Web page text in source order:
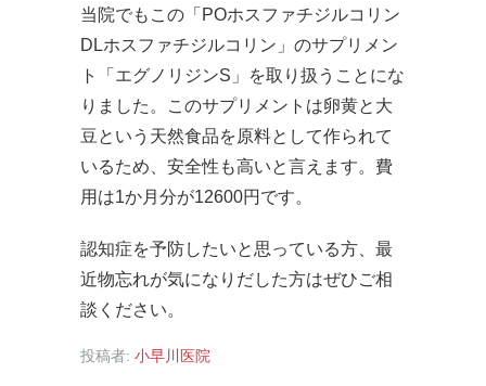
当院でもこの「POホスファチジルコリン
DLホスファチジルコリン」のサプリメン
ト「エグノリジンS」を取り扱うことにな
りました。このサプリメントは卵黄と大
豆という天然食品を原料として作られて
いるため、安全性も高いと言えます。費
用は1か月分が12600円です。
認知症を予防したいと思っている方、最
近物忘れが気になりだした方はぜひご相
談ください。
投稿者: 小早川医院